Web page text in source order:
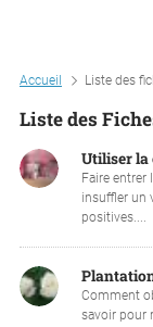
Accueil Liste des
Liste des
Utiliser la
Faire entrer
insuffler un
positives....
Comment
savoir pour